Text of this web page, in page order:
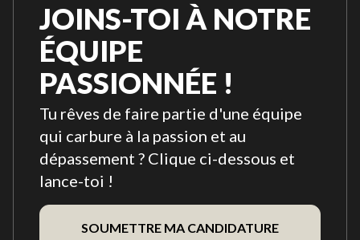
JOINS-TOI À NOTRE
ÉQUIPE
PASSIONNÉE !
Tu rêves de faire partie d'une équipe
qui carbure à la passion et au
dépassement ? Clique ci-dessous et
lance-toi !
SOUMETTRE MA CANDIDATURE